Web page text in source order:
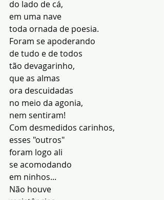
do lado de cá,
em uma nave
toda ornada de poesia.
Foram se apoderando
de tudo e de todos
tão devagarinho,
que as almas
ora descuidadas
no meio da agonia,
nem sentiram!
Com desmedidos carinhos,
esses "outros"
foram logo ali
se acomodando
em ninhos...
Não houve